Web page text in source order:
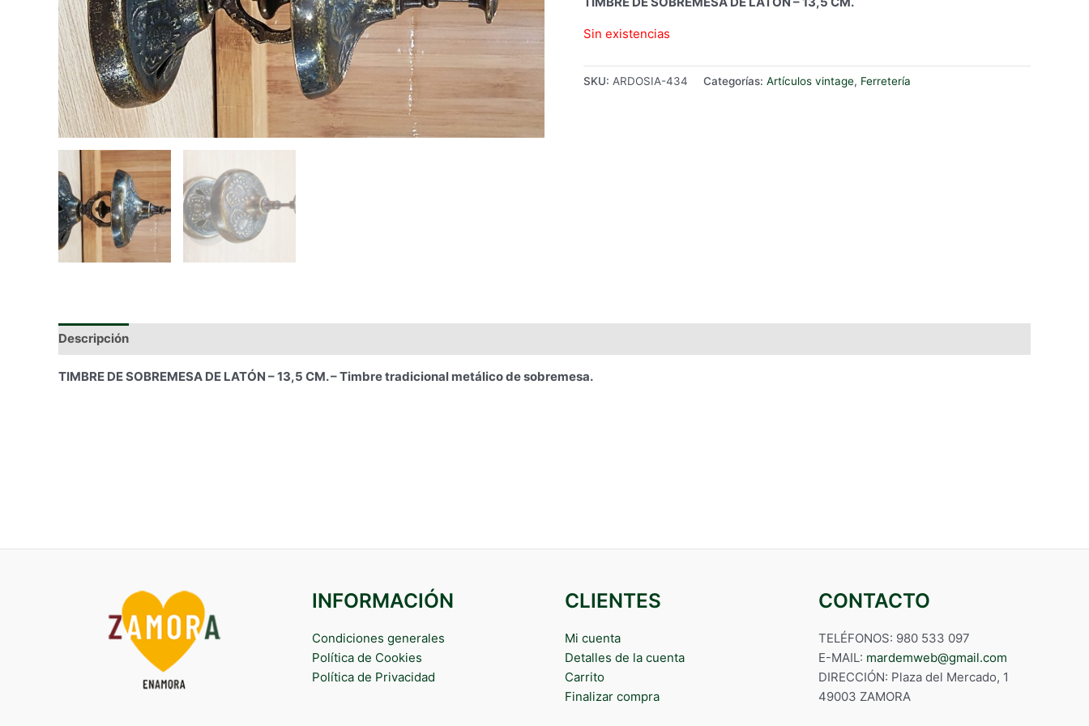
Sin existencias
SKU: ARDOSIA-434 Categorías: Artículos vintage, Ferretería
Descripción
TIMBRE DE SOBREMESA DE LATÓN – 13,5 CM. – Timbre tradicional metálico de sobremesa.
INFORMACIÓN
Condiciones generales
Política de Cookies
Política de Privacidad
CLIENTES
Mi cuenta
Detalles de la cuenta
Carrito
Finalizar compra
CONTACTO
TELÉFONOS: 980 533 097
E-MAIL: mardemweb@gmail.com
DIRECCIÓN: Plaza del Mercado, 1
49003 ZAMORA